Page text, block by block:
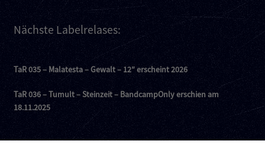
Nächste Labelrelases:
TaR 035 – Malatesta – Gewalt – 12″ erscheint 2026
TaR 036 – Tumult – Steinzeit – BandcampOnly erschien am
18.11.2025